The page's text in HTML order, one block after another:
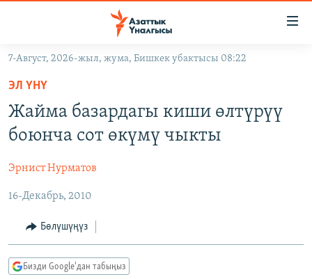
Навигацияга
өтүңүз
Издөөгө
салыңыз
КЫРГЫЗСТАН
ЭКОНОМИКА
МАДАНИЯТ
ДҮЙНӨ
БОРБОР АЗИЯ
АТАЙЫН ИЛИКТӨӨ
ТВ ПРОГРАММАЛАР
БҮГҮН АЗАТТЫКТА
БИЗ ЖАНА ДҮЙНӨ
ПОДКАСТ
ӨЗГӨЧӨ ПИКИР
7-Август, 2026-жыл, жума, Бишкек убактысы 08:22
ЭЛ ҮНҮ
Жайма базардагы киши өлтүрүү
боюнча сот өкүмү чыкты
Эрнист Нурматов
16-Декабрь, 2010
Бөлүшүңүз
Бизди Google'дан табыңыз